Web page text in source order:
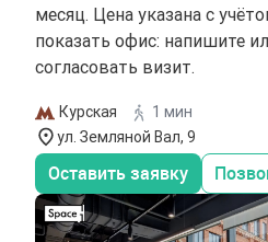
месяц. Цена указана с
показать офис: напишите
согласовать визит.
Курская
1 мин
ул. Земляной Вал, 9
Оставить заявку